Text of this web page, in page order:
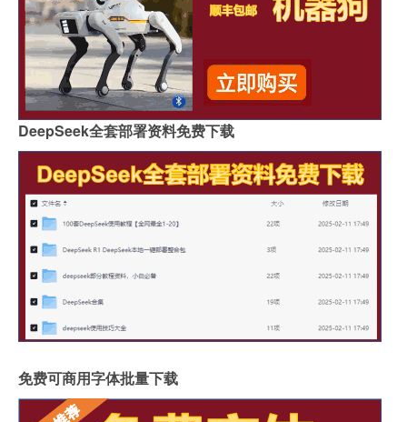
DeepSeek全套部署资料免费下载
免费可商用字体批量下载